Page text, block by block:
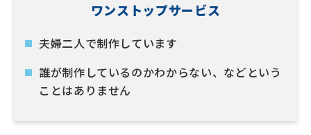
ワンストップサービス
夫婦二人で制作しています
誰が制作しているのかわからない、などという
ことはありません